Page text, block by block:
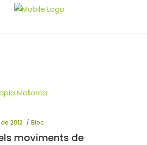
2012
2012 Bloc
moviments de